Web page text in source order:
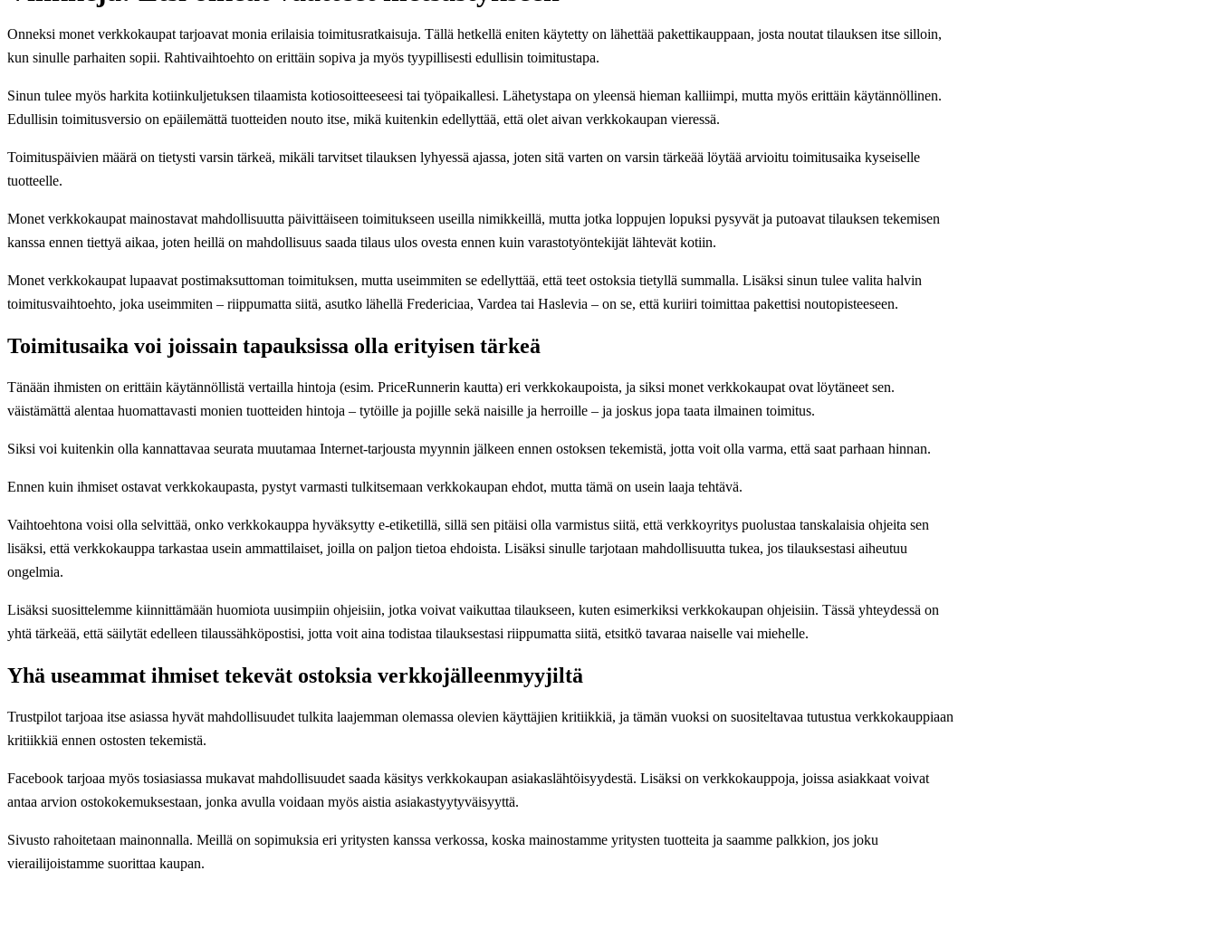
Onneksi monet verkkokaupat tarjoavat monia erilaisia toimitusratkaisuja. Tällä hetkellä eniten käytetty on lähettää pakettikauppaan, josta noutat tilauksen itse silloin,
kun sinulle parhaiten sopii. Rahtivaihtoehto on erittäin sopiva ja myös tyypillisesti edullisin toimitustapa.
Sinun tulee myös harkita kotiinkuljetuksen tilaamista kotiosoitteeseesi tai työpaikallesi. Lähetystapa on yleensä hieman kalliimpi, mutta myös erittäin käytännöllinen.
Edullisin toimitusversio on epäilemättä tuotteiden nouto itse, mikä kuitenkin edellyttää, että olet aivan verkkokaupan vieressä.
Toimituspäivien määrä on tietysti varsin tärkeä, mikäli tarvitset tilauksen lyhyessä ajassa, joten sitä varten on varsin tärkeää löytää arvioitu toimitusaika kyseiselle
tuotteelle.
Monet verkkokaupat mainostavat mahdollisuutta päivittäiseen toimitukseen useilla nimikkeillä, mutta jotka loppujen lopuksi pysyvät ja putoavat tilauksen tekemisen
kanssa ennen tiettyä aikaa, joten heillä on mahdollisuus saada tilaus ulos ovesta ennen kuin varastotyöntekijät lähtevät kotiin.
Monet verkkokaupat lupaavat postimaksuttoman toimituksen, mutta useimmiten se edellyttää, että teet ostoksia tietyllä summalla. Lisäksi sinun tulee valita halvin
toimitusvaihtoehto, joka useimmiten – riippumatta siitä, asutko lähellä Fredericiaa, Vardea tai Haslevia – on se, että kuriiri toimittaa pakettisi noutopisteeseen.
Toimitusaika voi joissain tapauksissa olla erityisen tärkeä
Tänään ihmisten on erittäin käytännöllistä vertailla hintoja (esim. PriceRunnerin kautta) eri verkkokaupoista, ja siksi monet verkkokaupat ovat löytäneet sen.
väistämättä alentaa huomattavasti monien tuotteiden hintoja – tytöille ja pojille sekä naisille ja herroille – ja joskus jopa taata ilmainen toimitus.
Siksi voi kuitenkin olla kannattavaa seurata muutamaa Internet-tarjousta myynnin jälkeen ennen ostoksen tekemistä, jotta voit olla varma, että saat parhaan hinnan.
Ennen kuin ihmiset ostavat verkkokaupasta, pystyt varmasti tulkitsemaan verkkokaupan ehdot, mutta tämä on usein laaja tehtävä.
Vaihtoehtona voisi olla selvittää, onko verkkokauppa hyväksytty e-etiketillä, sillä sen pitäisi olla varmistus siitä, että verkkoyritys puolustaa tanskalaisia ohjeita sen
lisäksi, että verkkokauppa tarkastaa usein ammattilaiset, joilla on paljon tietoa ehdoista. Lisäksi sinulle tarjotaan mahdollisuutta tukea, jos tilauksestasi aiheutuu
ongelmia.
Lisäksi suosittelemme kiinnittämään huomiota uusimpiin ohjeisiin, jotka voivat vaikuttaa tilaukseen, kuten esimerkiksi verkkokaupan ohjeisiin. Tässä yhteydessä on
yhtä tärkeää, että säilytät edelleen tilaussähköpostisi, jotta voit aina todistaa tilauksestasi riippumatta siitä, etsitkö tavaraa naiselle vai miehelle.
Yhä useammat ihmiset tekevät ostoksia verkkojälleenmyyjiltä
Trustpilot tarjoaa itse asiassa hyvät mahdollisuudet tulkita laajemman olemassa olevien käyttäjien kritiikkiä, ja tämän vuoksi on suositeltavaa tutustua verkkokauppiaan
kritiikkiä ennen ostosten tekemistä.
Facebook tarjoaa myös tosiasiassa mukavat mahdollisuudet saada käsitys verkkokaupan asiakaslähtöisyydestä. Lisäksi on verkkokauppoja, joissa asiakkaat voivat
antaa arvion ostokokemuksestaan, jonka avulla voidaan myös aistia asiakastyytyväisyyttä.
Sivusto rahoitetaan mainonnalla. Meillä on sopimuksia eri yritysten kanssa verkossa, koska mainostamme yritysten tuotteita ja saamme palkkion, jos joku
vierailijoistamme suorittaa kaupan.